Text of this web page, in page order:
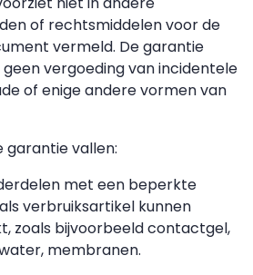
of rechtsmiddelen voor de
vermeld. De garantie
vergoeding van incidentele
of enige andere vormen van
garantie vallen:
met een beperkte
verbruiksartikel kunnen
zoals bijvoorbeeld contactgel,
membranen.